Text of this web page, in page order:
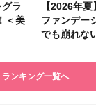
ラ
＜美
【2026年
ファンデー
でも崩れな
ク
を一
【コスメデ
高峰ライン
ケアクリー
い
滝汗
【崩れない
塗り方】ブ
別メイク
ラ
ニア
【クリスマ
BAUM（バ
香りの世界
・
！＜
【おすすめ
選】食べす
選び方＆糖
り・
プー
【2026年
ブ」13種類
＆人気の髪
る】
泊券
【無印良品
素材の最強
るだけで保
ロ
加！
【スック
ションを全
ベブルベ分
ランキング一覧へ